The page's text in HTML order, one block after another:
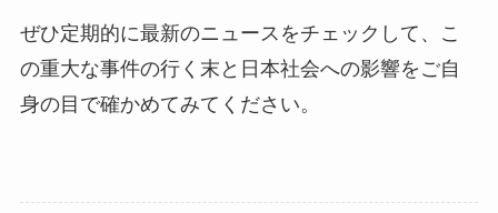
ぜひ定期的に最新のニュースをチェックして、こ
の重大な事件の行く末と日本社会への影響をご自
身の目で確かめてみてください。